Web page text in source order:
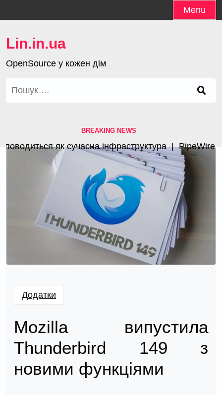
to
Menu
Lin.in.ua
OpenSource у кожен дім
Пошук:
BREAKING NEWS
як сучасна інфраструктура |PipeWire
Додатки
Mozilla випустила
Thunderbird 149 з
новими функціями